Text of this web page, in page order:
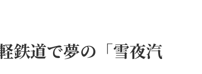
鉄道で夢の「雪夜汽